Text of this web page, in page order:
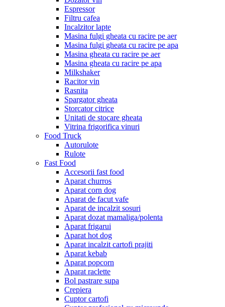
Espressor
Filtru cafea
Incalzitor lapte
Masina fulgi gheata cu racire pe aer
Masina fulgi gheata cu racire pe apa
Masina gheata cu racire pe aer
Masina gheata cu racire pe apa
Milkshaker
Racitor vin
Rasnita
Spargator gheata
Storcator citrice
Unitati de stocare gheata
Vitrina frigorifica vinuri
Food Truck
Autorulote
Rulote
Fast Food
Accesorii fast food
Aparat churros
Aparat corn dog
Aparat de facut vafe
Aparat de incalzit sosuri
Aparat dozat mamaliga/polenta
Aparat frigarui
Aparat hot dog
Aparat incalzit cartofi prajiti
Aparat kebab
Aparat popcorn
Aparat raclette
Bol pastrare supa
Crepiera
Cuptor cartofi